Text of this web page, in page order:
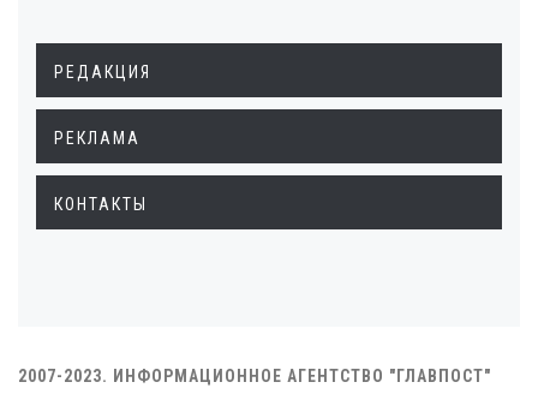
РЕДАКЦИЯ
РЕКЛАМА
КОНТАКТЫ
2007-2023. ИНФОРМАЦИОННОЕ АГЕНТСТВО "ГЛАВПОСТ"